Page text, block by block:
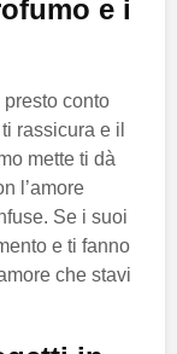
e i
presto conto
rassicura e il
mette ti dà
l’amore
Se i suoi
e ti fanno
che stavi